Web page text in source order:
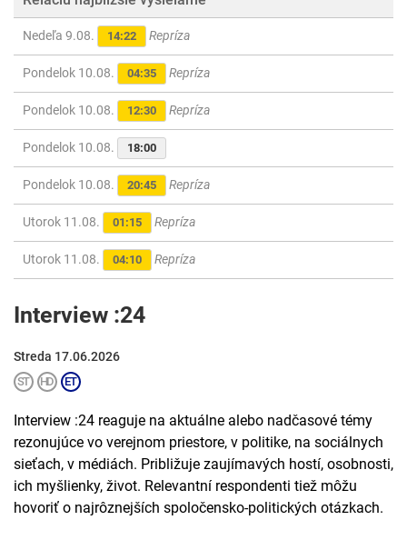
Nedeľa 9.08. 14:22 Repríza
Pondelok 10.08. 04:35 Repríza
Pondelok 10.08. 12:30 Repríza
Pondelok 10.08. 18:00
Pondelok 10.08. 20:45 Repríza
Utorok 11.08. 01:15 Repríza
Utorok 11.08. 04:10 Repríza
Interview :24
Streda 17.06.2026
Interview :24 reaguje na aktuálne alebo nadčasové témy
rezonujúce vo verejnom priestore, v politike, na sociálnych
sieťach, v médiách. Približuje zaujímavých hostí, osobnosti,
ich myšlienky, život. Relevantní respondenti tiež môžu
hovoriť o najrôznejších spoločensko-politických otázkach.